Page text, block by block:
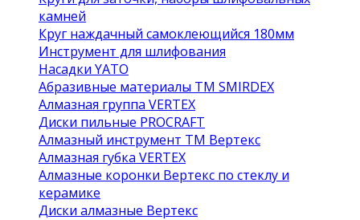
камней
Круг наждачный самоклеющийся 180мм
Инструмент для шлифования
Насадки YATO
Абразивные материалы ТМ SMIRDEX
Алмазная группа VERTEX
Диски пильные PROCRAFT
Алмазный инструмент ТМ Вертекс
Алмазная губка VERTEX
Алмазные коронки Вертекс по стеклу и
керамике
Диски алмазные Вертекс